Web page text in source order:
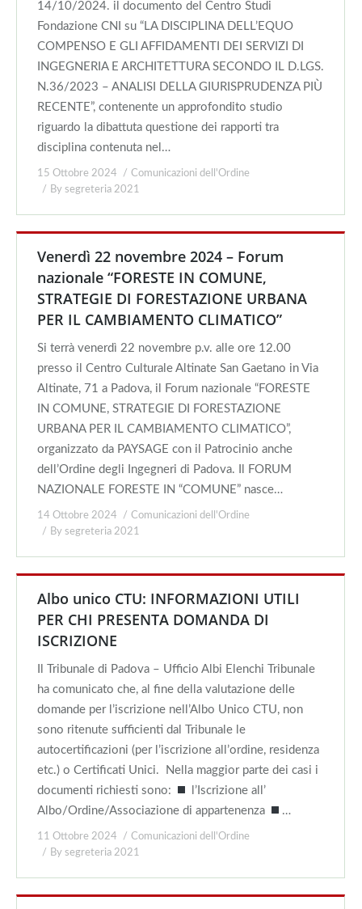
14/10/2024. il documento del Centro Studi
Fondazione CNI su “LA DISCIPLINA DELL’EQUO
COMPENSO E GLI AFFIDAMENTI DEI SERVIZI DI
INGEGNERIA E ARCHITETTURA SECONDO IL D.LGS.
N.36/2023 – ANALISI DELLA GIURISPRUDENZA PIÙ
RECENTE”, contenente un approfondito studio
riguardo la dibattuta questione dei rapporti tra
disciplina contenuta nel…
15 Ottobre 2024
Comunicazioni dell'Ordine
By segreteria 2021
Venerdì 22 novembre 2024 – Forum
nazionale “FORESTE IN COMUNE,
STRATEGIE DI FORESTAZIONE URBANA
PER IL CAMBIAMENTO CLIMATICO”
Si terrà venerdì 22 novembre p.v. alle ore 12.00
presso il Centro Culturale Altinate San Gaetano in Via
Altinate, 71 a Padova, il Forum nazionale “FORESTE
IN COMUNE, STRATEGIE DI FORESTAZIONE
URBANA PER IL CAMBIAMENTO CLIMATICO”,
organizzato da PAYSAGE con il Patrocinio anche
dell’Ordine degli Ingegneri di Padova. Il FORUM
NAZIONALE FORESTE IN “COMUNE” nasce…
14 Ottobre 2024
Comunicazioni dell'Ordine
By segreteria 2021
Albo unico CTU: INFORMAZIONI UTILI
PER CHI PRESENTA DOMANDA DI
ISCRIZIONE
Il Tribunale di Padova – Ufficio Albi Elenchi Tribunale
ha comunicato che, al fine della valutazione delle
domande per l’iscrizione nell’Albo Unico CTU, non
sono ritenute sufficienti dal Tribunale le
autocertificazioni (per l’iscrizione all’ordine, residenza
etc.) o Certificati Unici. Nella maggior parte dei casi i
documenti richiesti sono:
l’Iscrizione all’
Albo/Ordine/Associazione di appartenenza
…
11 Ottobre 2024
Comunicazioni dell'Ordine
By segreteria 2021